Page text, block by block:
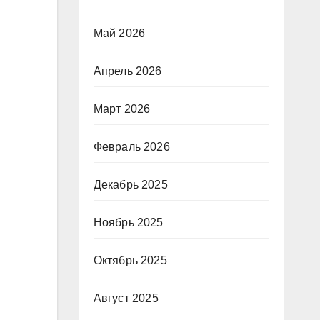
Май 2026
Апрель 2026
Март 2026
Февраль 2026
Декабрь 2025
Ноябрь 2025
Октябрь 2025
Август 2025